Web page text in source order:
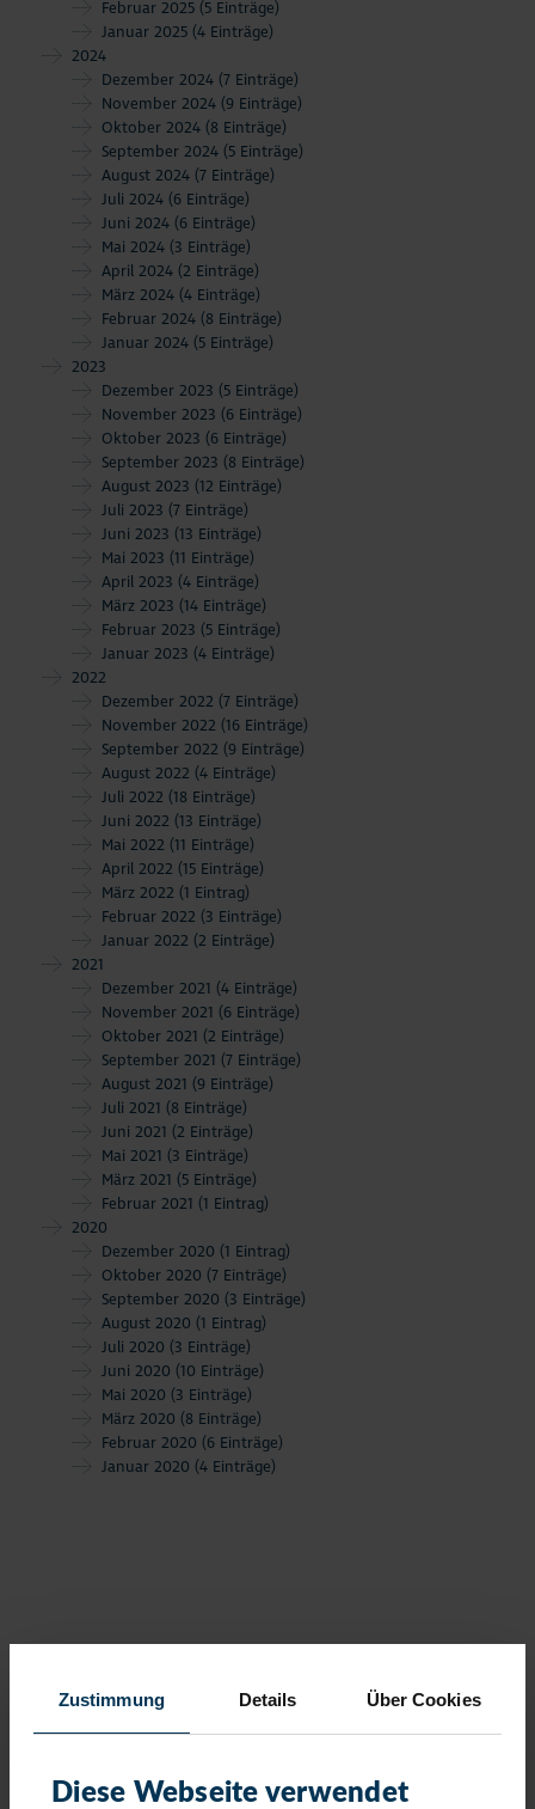
Zustimmung Details Über Cookies
Diese Webseite verwendet
Februar 2025 (5 Einträge)
Januar 2025 (4 Einträge)
2024
Dezember 2024 (7 Einträge)
November 2024 (9 Einträge)
Oktober 2024 (8 Einträge)
September 2024 (5 Einträge)
August 2024 (7 Einträge)
Juli 2024 (6 Einträge)
Juni 2024 (6 Einträge)
Mai 2024 (3 Einträge)
April 2024 (2 Einträge)
März 2024 (4 Einträge)
Februar 2024 (8 Einträge)
Januar 2024 (5 Einträge)
2023
Dezember 2023 (5 Einträge)
November 2023 (6 Einträge)
Oktober 2023 (6 Einträge)
September 2023 (8 Einträge)
August 2023 (12 Einträge)
Juli 2023 (7 Einträge)
Juni 2023 (13 Einträge)
Mai 2023 (11 Einträge)
April 2023 (4 Einträge)
März 2023 (14 Einträge)
Februar 2023 (5 Einträge)
Januar 2023 (4 Einträge)
2022
Dezember 2022 (7 Einträge)
November 2022 (16 Einträge)
September 2022 (9 Einträge)
August 2022 (4 Einträge)
Juli 2022 (18 Einträge)
Juni 2022 (13 Einträge)
Mai 2022 (11 Einträge)
April 2022 (15 Einträge)
März 2022 (1 Eintrag)
Februar 2022 (3 Einträge)
Januar 2022 (2 Einträge)
2021
Dezember 2021 (4 Einträge)
November 2021 (6 Einträge)
Oktober 2021 (2 Einträge)
September 2021 (7 Einträge)
August 2021 (9 Einträge)
Juli 2021 (8 Einträge)
Juni 2021 (2 Einträge)
Mai 2021 (3 Einträge)
März 2021 (5 Einträge)
Februar 2021 (1 Eintrag)
2020
Dezember 2020 (1 Eintrag)
Oktober 2020 (7 Einträge)
September 2020 (3 Einträge)
August 2020 (1 Eintrag)
Juli 2020 (3 Einträge)
Juni 2020 (10 Einträge)
Mai 2020 (3 Einträge)
März 2020 (8 Einträge)
Februar 2020 (6 Einträge)
Januar 2020 (4 Einträge)